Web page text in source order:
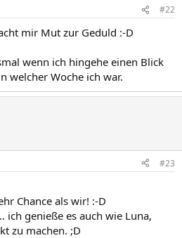
#22
mir Mut zur Geduld :-D
wenn ich hingehe einen Blick
welcher Woche ich war.
#23
Chance als wir! :-D
ich genieße es auch wie Luna,
zu machen. ;D